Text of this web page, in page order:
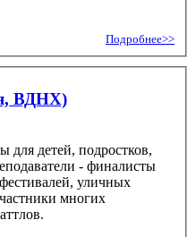
Подробнее>>
ВДНХ)
детей, подростков,
- финалисты
уличных
многих